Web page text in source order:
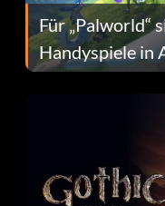
Für „Palworld“
Handyspiele in
dafür.